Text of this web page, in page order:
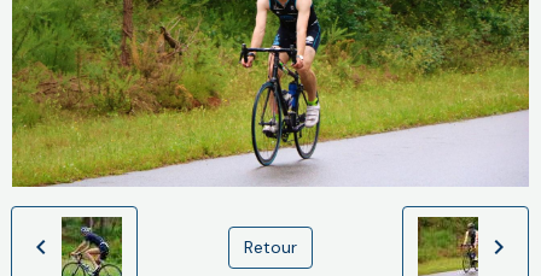
Retour